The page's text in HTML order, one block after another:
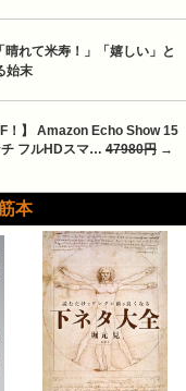
晴れて米寿！」「嬉しい」と
始末
！】 Amazon Echo Show 15
チ フルHDスマ… 47980円 →
本